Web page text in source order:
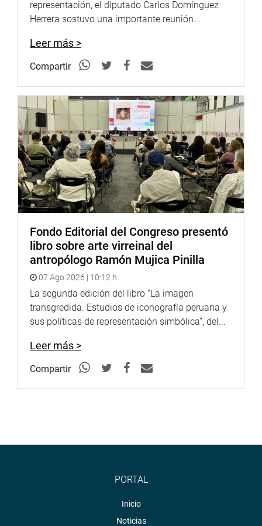
Este evento es una muestra del compromiso continuo de
ninguna familia tenga que pasar por este dolor en
DESPACHO CONGRESAL
representación, el diputado Carlos Domínguez
Herrera sostuvo una importante reunión...
Leer más >
Compartir
Fondo Editorial del Congreso presentó
libro sobre arte virreinal del
antropólogo Ramón Mujica Pinilla
07 Ago 2026 | 10:12 h
La segunda edición del libro “La imagen
transgredida. Estudios de iconografía peruana y
sus políticas de representación simbólica”, del...
Leer más >
Compartir
PORTAL
Inicio
Noticias